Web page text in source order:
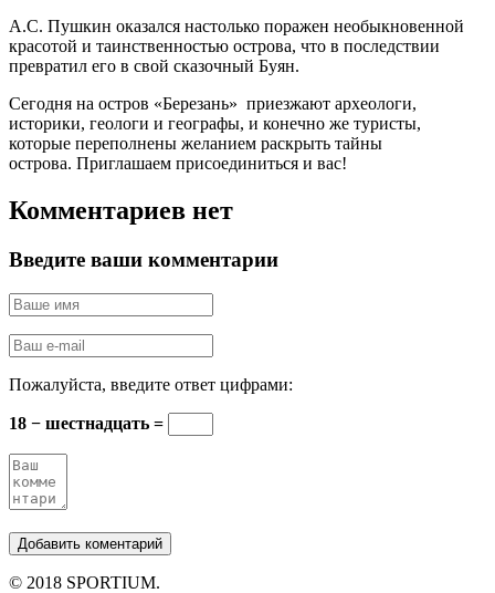
А.С. Пушкин оказался настолько поражен необыкновенной
красотой и таинственностью острова, что в последствии
превратил его в свой сказочный Буян.
Сегодня на остров «Березань» приезжают археологи,
историки, геологи и географы, и конечно же туристы,
которые переполнены желанием раскрыть тайны
острова. Приглашаем присоединиться и вас!
Комментариев нет
Введите ваши комментарии
Пожалуйста, введите ответ цифрами:
18 − шестнадцать =
© 2018 SPORTIUM.